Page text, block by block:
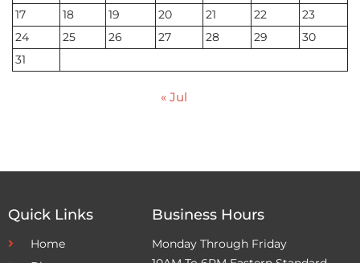
17
18 19 20 21 22
23
24
25 26 27 28 29
30
31
« Jul
Quick Links
Home
Business Hours
Monday Through Friday